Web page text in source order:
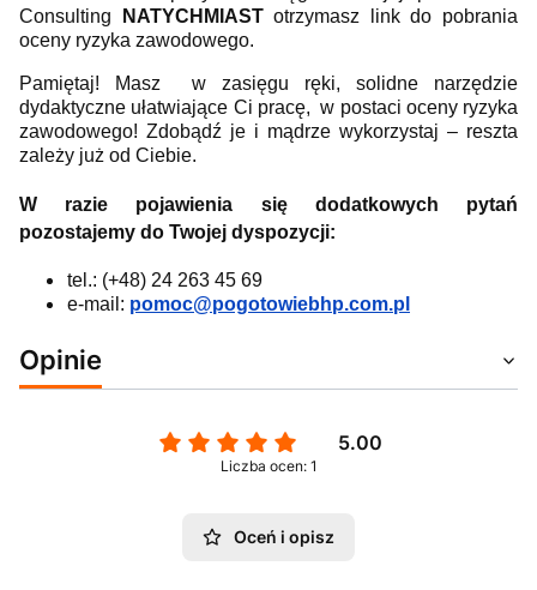
Consulting
NATYCHMIASTotrzymasz link do pobrania
oceny ryzyka zawodowego.
Pamiętaj! Masz w zasięgu ręki, solidne narzędzie
dydaktyczne ułatwiające Ci pracę, w postaci oceny ryzyka
zawodowego! Zdobądź je i mądrze wykorzystaj – reszta
zależy już od Ciebie.
W razie pojawienia się dodatkowych pytań
pozostajemy do Twojej dyspozycji:
tel.: (+48) 24 263 45 69
e-mail: pomoc@pogotowiebhp.com.pl
Opinie
5.00
Liczba ocen: 1
Oceń i opisz